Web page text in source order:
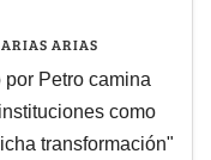
ARIAS
Petro camina
como
transformación"